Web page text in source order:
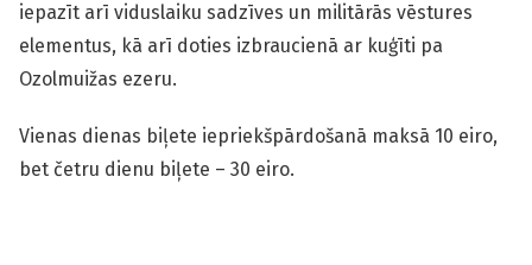
iepazīt arī viduslaiku sadzīves un militārās vēstures
elementus, kā arī doties izbraucienā ar kuģīti pa
Ozolmuižas ezeru.
Vienas dienas biļete iepriekšpārdošanā maksā 10 eiro,
bet četru dienu biļete – 30 eiro.